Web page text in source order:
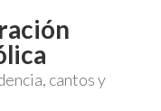
cantos y